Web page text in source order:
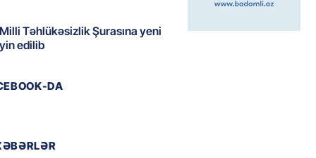
Təhlükəsizlik Şurasına yeni
edilib
- 11:15
DA